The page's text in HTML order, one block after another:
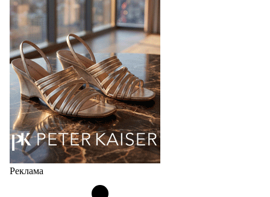
соответствует сегодняшнему тренду на
сникерины (гибридный вариант балеток и
кроссовок обтекаемой формы и с тонкой подошвой).
Но в модели Miu Miu Bubble присутствует еще и…
05.08.2026 3290
Реклама